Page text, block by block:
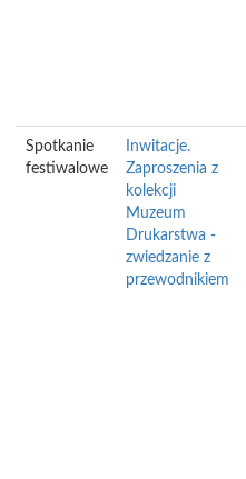
Spotkanie
festiwalowe
Inwitacje.
Zaproszenia z
kolekcji
Muzeum
Drukarstwa -
zwiedzanie z
przewodnikiem